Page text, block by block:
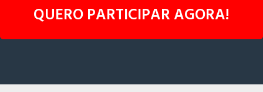
QUERO PARTICIPAR AGORA!